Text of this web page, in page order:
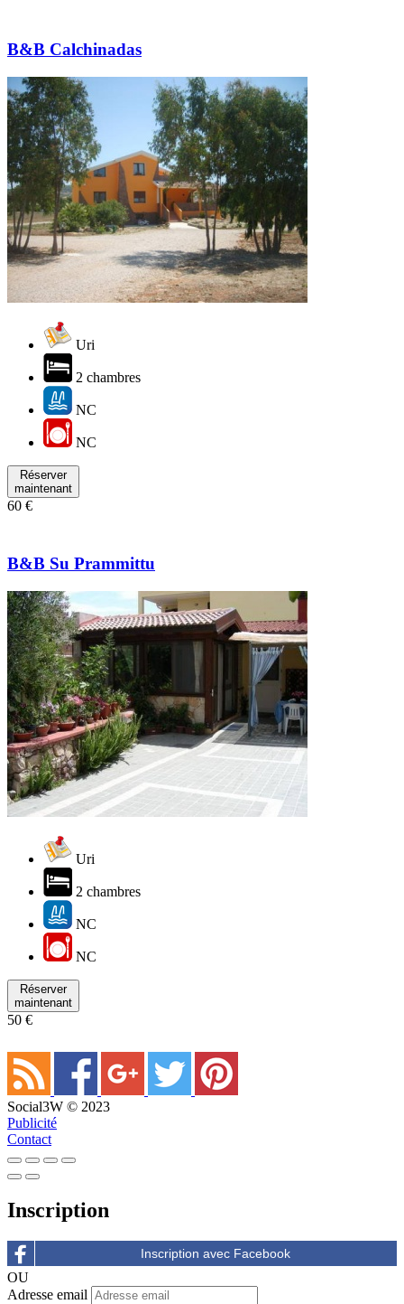
B&B Calchinadas
Uri
2 chambres
NC
NC
Réserver
maintenant
60 €
B&B Su Prammittu
Uri
2 chambres
NC
NC
Réserver
maintenant
50 €
Social3W © 2023
Publicité
Contact
Inscription
OU
Adresse email